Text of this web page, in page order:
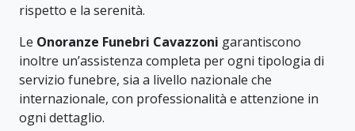
rispetto e la serenità.
Le Onoranze Funebri Cavazzoni garantiscono
inoltre un’assistenza completa per ogni tipologia di
servizio funebre, sia a livello nazionale che
internazionale, con professionalità e attenzione in
ogni dettaglio.